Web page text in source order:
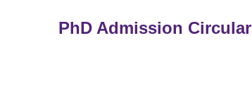
PhD Admission Circular